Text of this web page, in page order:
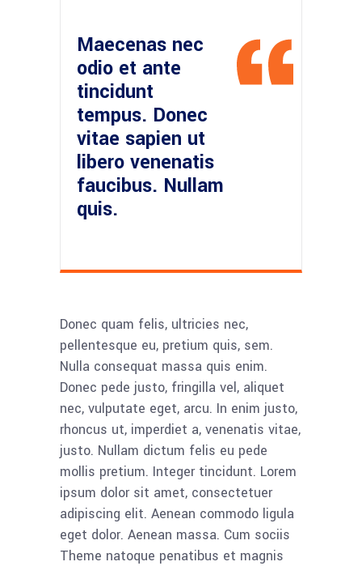
Maecenas nec
odio et ante
tincidunt
tempus. Donec
vitae sapien ut
libero venenatis
faucibus. Nullam
quis.
Donec quam felis, ultricies nec,
pellentesque eu, pretium quis, sem.
Nulla consequat massa quis enim.
Donec pede justo, fringilla vel, aliquet
nec, vulputate eget, arcu. In enim justo,
rhoncus ut, imperdiet a, venenatis vitae,
justo. Nullam dictum felis eu pede
mollis pretium. Integer tincidunt. Lorem
ipsum dolor sit amet, consectetuer
adipiscing elit. Aenean commodo ligula
eget dolor. Aenean massa. Cum sociis
Theme natoque penatibus et magnis